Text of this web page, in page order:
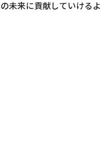
未来に貢献していけるよ